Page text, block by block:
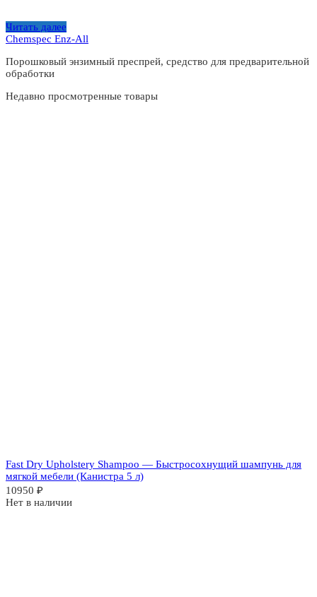
Читать далее
Chemspec Enz-All
Порошковый энзимный преспрей, средство для предварительной
обработки
Недавно просмотренные товары
Fast Dry Upholstery Shampoo — Быстросохнущий шампунь для
мягкой мебели (Канистра 5 л)
10950 ₽
Нет в наличии